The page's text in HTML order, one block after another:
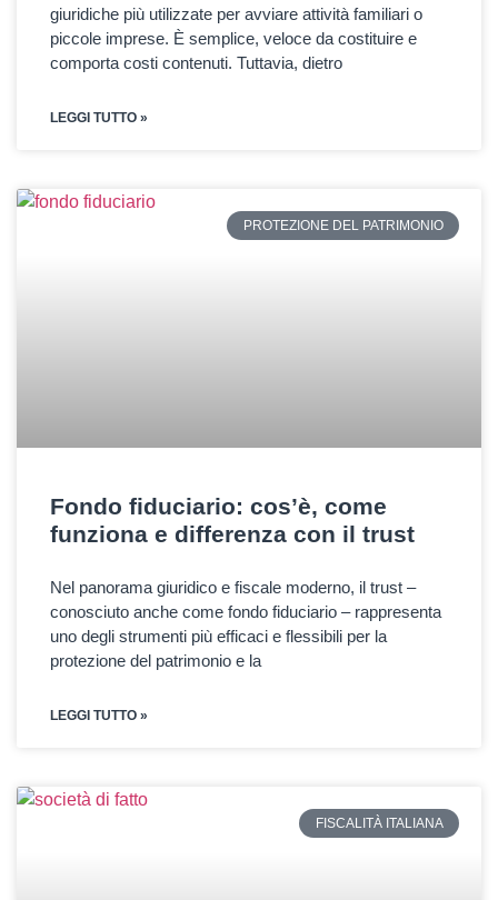
giuridiche più utilizzate per avviare attività familiari o
piccole imprese. È semplice, veloce da costituire e
comporta costi contenuti. Tuttavia, dietro
LEGGI TUTTO »
PROTEZIONE DEL PATRIMONIO
Fondo fiduciario: cos’è, come
funziona e differenza con il trust
Nel panorama giuridico e fiscale moderno, il trust –
conosciuto anche come fondo fiduciario – rappresenta
uno degli strumenti più efficaci e flessibili per la
protezione del patrimonio e la
LEGGI TUTTO »
FISCALITÀ ITALIANA